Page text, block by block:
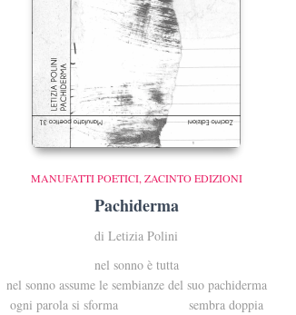
MANUFATTI POETICI ZACINTO EDIZIONI
Pachiderma
di Letizia Polini
nel sonno è tutta
nel sonno assume le sembianze del suo pachiderma
ogni parola si sforma sembra doppia